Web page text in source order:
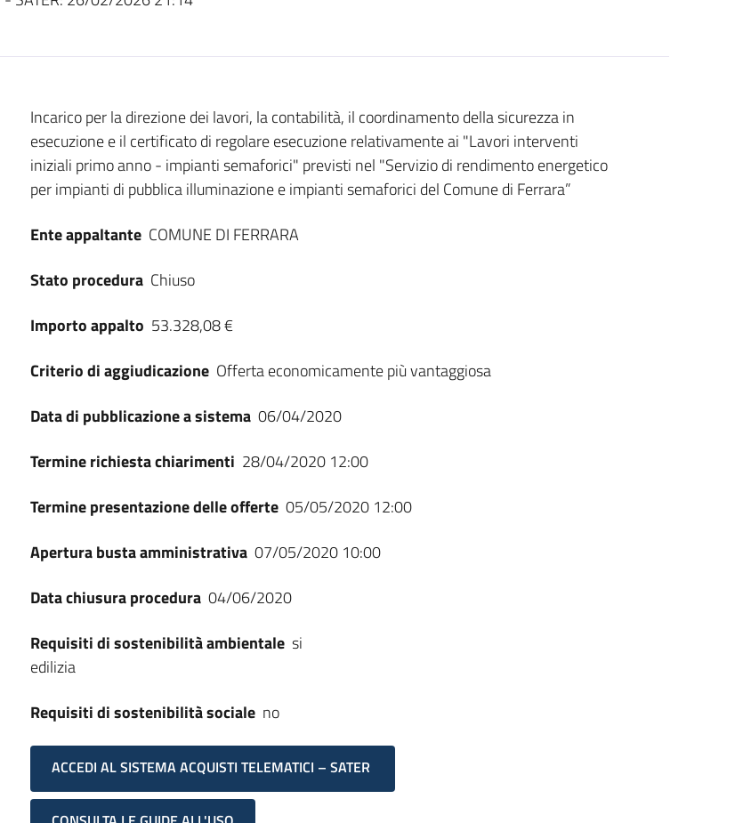
Dati del bando
Incarico per la direzione dei lavori, la contabilità, il coordinamento della sicurezza in
esecuzione e il certificato di regolare esecuzione relativamente ai "Lavori interventi
iniziali primo anno - impianti semaforici" previsti nel "Servizio di rendimento energetico
per impianti di pubblica illuminazione e impianti semaforici del Comune di Ferrara”
Ente appaltante COMUNE DI FERRARA
Stato procedura Chiuso
Importo appalto 53.328,08 €
Criterio di aggiudicazione Offerta economicamente più vantaggiosa
Data di pubblicazione a sistema 06/04/2020
Termine richiesta chiarimenti 28/04/2020 12:00
Termine presentazione delle offerte 05/05/2020 12:00
Apertura busta amministrativa 07/05/2020 10:00
Data chiusura procedura 04/06/2020
Requisiti di sostenibilità ambientale si
edilizia
Requisiti di sostenibilità sociale no
ACCEDI AL SISTEMA ACQUISTI TELEMATICI – SATER